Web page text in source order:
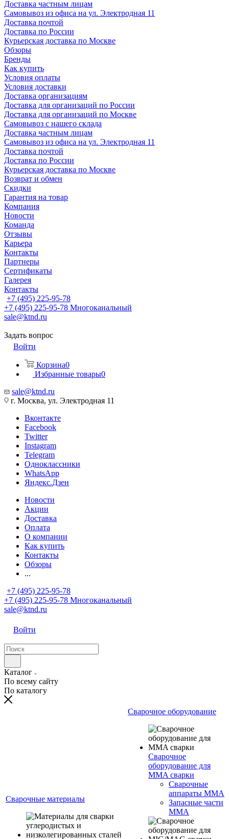
Доставка частным лицам
Самовывоз из офиса на ул. Электродная 11
Доставка почтой
Доставка по России
Курьерская доставка по Москве
Обзоры
Бренды
Как купить
Условия оплаты
Условия доставки
Доставка организациям
Доставка для организаций по России
Доставка для организаций по Москве
Самовывоз с нашего склада
Доставка частным лицам
Самовывоз из офиса на ул. Электродная 11
Доставка почтой
Доставка по России
Курьерская доставка по Москве
Возврат и обмен
Скидки
Гарантия на товар
Компания
Новости
Команда
Отзывы
Карьера
Контакты
Партнеры
Сертификаты
Галерея
Контакты
+7 (495) 225-95-78
+7 (495) 225-95-78 Многоканальный
sale@ktnd.ru
Задать вопрос
Войти
Корзина0
Избранные товары0
sale@ktnd.ru
г. Москва, ул. Электродная 11
Вконтакте
Facebook
Twitter
Instagram
Telegram
Одноклассники
WhatsApp
Яндекс.Дзен
Новости
Акции
Доставка
Оплата
О компании
Как купить
Контакты
Обзоры
...
+7 (495) 225-95-78
+7 (495) 225-95-78 Многоканальный
sale@ktnd.ru
Войти
Каталог
По всему сайту
По каталогу
Сварочные материалы
Сварочное оборудование
Сварочное
оборудование для
MMA сварки
Сварочные
аппараты MMA
Запасные части
MMA